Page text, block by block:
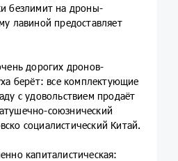
безлимит на дроны-
лавиной предоставляет
дорогих дронов-
берёт: все комплектующие
с удовольствием продаёт
союзнический
социалистический Китай.
капиталистическая: